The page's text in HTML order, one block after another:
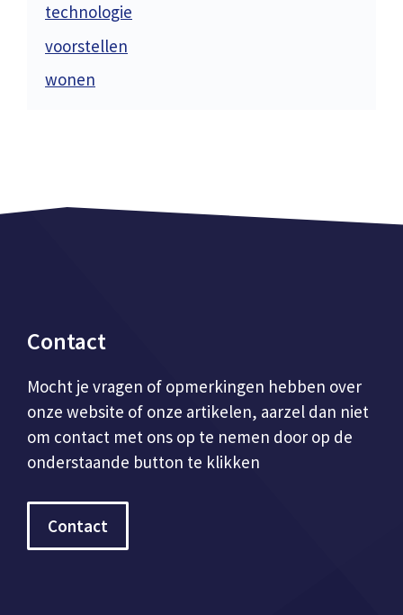
technologie
voorstellen
wonen
Contact
Mocht je vragen of opmerkingen hebben over
onze website of onze artikelen, aarzel dan niet
om contact met ons op te nemen door op de
onderstaande button te klikken
Contact